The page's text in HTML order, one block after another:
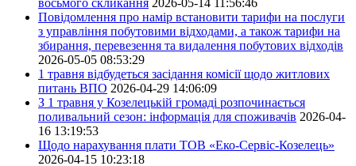
Повідомлення про намір встановити тарифи на послуги
з управління побутовими відходами, а також тарифи на
збирання, перевезення та видалення побутових відходів
2026-05-05 08:53:29
1 травня відбудеться засідання комісії щодо житлових
питань ВПО 2026-04-29 14:06:09
З 1 травня у Козелецькій громаді розпочинається
поливальний сезон: інформація для споживачів 2026-04-
16 13:19:53
Щодо нарахування плати ТОВ «Еко-Сервіс-Козелець»
2026-04-15 10:23:18